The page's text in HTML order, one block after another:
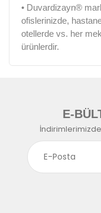
• Duvardizayn®
ofislerinizde,
otellerde vs. her
ürünlerdir.
E-